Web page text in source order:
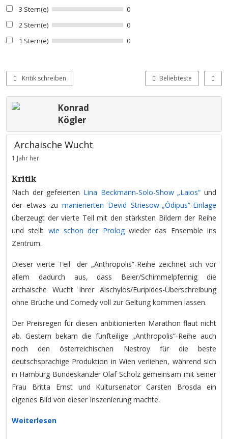
3 Stern(e)
0
2 Stern(e)
0
1 Stern(e)
0
Kritik schreiben Beliebteste
Konrad
Kögler
Archaische Wucht
1 Jahr her.
Kritik
Nach der gefeierten Lina Beckmann-Solo-Show „Laios“ und
der etwas zu manierierten Devid Striesow-„Ödipus“-Einlage
überzeugt der vierte Teil mit den stärksten Bildern der Reihe
und stellt wie schon der Prologwieder das Ensemble ins
Zentrum.
Dieser vierte Teil der „Anthropolis“-Reihe zeichnet sich vor
allem dadurch aus, dass Beier/Schimmelpfennig die
archaische Wucht ihrer Aischylos/Euripides-Überschreibung
ohne Brüche und Comedy voll zur Geltung kommen lassen.
Der Preisregen für diesen anbitionierten Marathon flaut nicht
ab. Gestern bekam die fünfteilige „Anthropolis“-Reihe auch
noch den österreichischen Nestroy für die beste
deutschsprachige Produktion in Wien verliehen, während sich
in Hamburg Bundeskanzler Olaf Scholz gemeinsam mit seiner
Frau Britta Ernst und Kultursenator Carsten Brosda ein
eigenes Bild von dieser Inszenierung machte.
Weiterlesen